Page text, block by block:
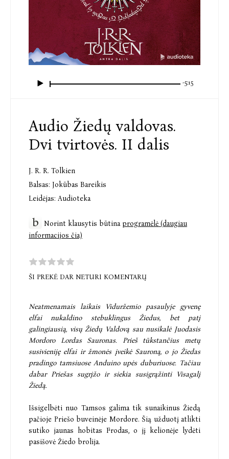
-5:15
Audio Žiedų valdovas.
Dvi tvirtovės. II dalis
J. R. R. Tolkien
Balsas: Jokūbas Bareikis
Leidėjas: Audioteka
Norint klausytis būtinaprogramėlė (daugiau
informacijos čia)
ŠI PREKĖ DAR NETURI KOMENTARŲ
Neatmenamais laikais Viduržemio pasaulyje gyvenę
elfai nukaldino stebuklingus Žiedus, bet patį
galingiausią, visų Žiedų Valdovą sau nusikalė Juodasis
Mordoro Lordas Sauronas. Prieš tūkstančius metų
susivieniję elfai ir žmonės įveikė Sauroną, o jo Žiedas
pradingo tamsiuose Anduino upės duburiuose. Tačiau
dabar Priešas sugrįžo ir siekia susigrąžinti Visagalį
Žiedą.
Išsigelbėti nuo Tamsos galima tik sunaikinus Žiedą
pačioje Priešo buveinėje Mordore. Šią užduotį atlikti
sutiko jaunas hobitas Frodas, o jį kelionėje lydėti
pasišovė Žiedo brolija.